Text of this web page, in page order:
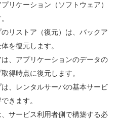
プリケーション（ソフトウェア）
リストア（復元）は、バックア
を復元します。
、アプリケーションのデータの
得時点に復元します。
、レンタルサーバの基本サービ
きます。
サービス利用者側で構築する必